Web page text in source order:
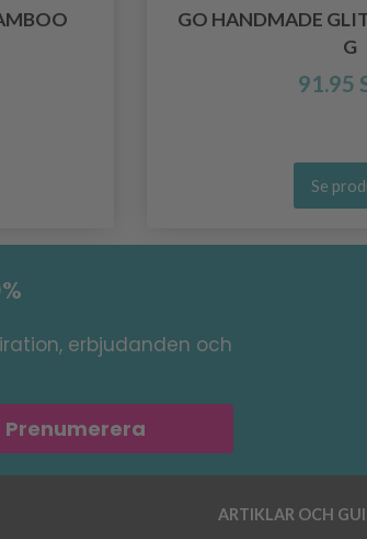
GO HANDMADE
G
91.95
Se
erbjudanden och
Prenumerera
ARTIKLAR OCH